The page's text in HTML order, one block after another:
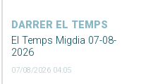
DARRER EL TEMPS
El Temps Migdia 07-08-
2026
07/08/2026 04:05